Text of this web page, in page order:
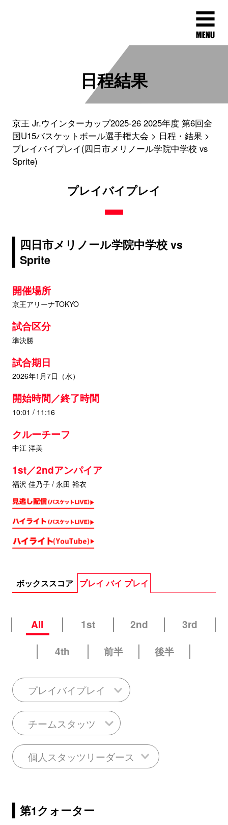
日程結果
京王 Jr.ウインターカップ2025-26 2025年度 第6回全
国U15バスケットボール選手権大会
日程・結果
プレイバイプレイ(四日市メリノール学院中学校 vs
Sprite)
プレイバイプレイ
四日市メリノール学院中学校 vs
Sprite
開催場所
京王アリーナTOKYO
試合区分
準決勝
試合期日
2026年1月7日（水）
開始時間／終了時間
10:01 / 11:16
クルーチーフ
中江 洋美
1st／2ndアンパイア
福沢 佳乃子 / 永田 裕衣
ボックススコア プレイ バイ プレイ
All 1st 2nd
3rd
4th
前半 後半
プレイバイプレイ
チームスタッツ
個人スタッツリーダース
第1クォーター